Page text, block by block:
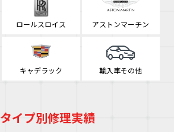
ロールスロイス アストンマーチン
キャデラック 輸入車その他
タイプ別修理実績